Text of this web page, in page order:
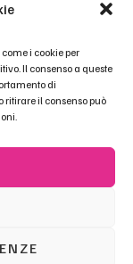
i cookie per
Il consenso a queste
di
ritirare il consenso può
01558550230 –